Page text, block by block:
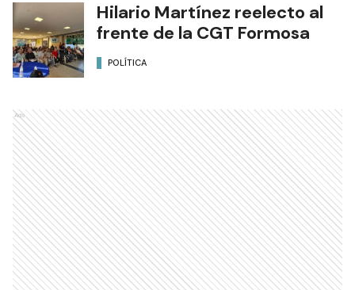
Hilario Martínez reelecto al
frente de la CGT Formosa
POLÍTICA
Ads